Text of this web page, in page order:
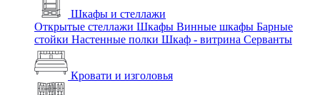
Шкафы и стеллажи
Открытые стеллажи Шкафы Винные шкафы Барные
стойки Настенные полки Шкаф - витрина Серванты
Кровати и изголовья